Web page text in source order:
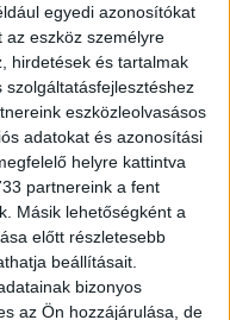
egyedi azonosítókat
eszköz személyre
hirdetések és tartalmak
eszközleolvasásos
adatokat és azonosítási
helyre kattintva
partnereink a fent
Másik lehetőségként a
előtt részletesebb
beállításait.
bizonyos
az Ön hozzájárulása, de
Chief
töltött be Director
a teljes fogyasztói
felelt. Korábban a
a mobil,
stratégiájáért volt
otthoni internet
tévészolgáltatás és a
elindítása.